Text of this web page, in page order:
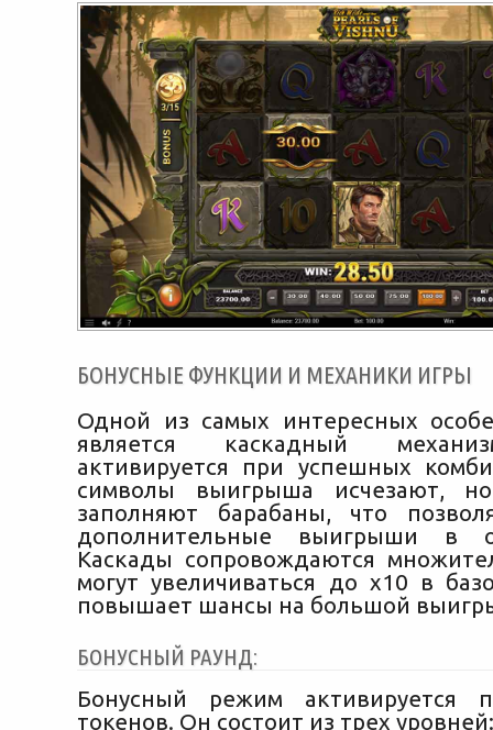
БОНУСНЫЕ ФУНКЦИИ И МЕХАНИКИ ИГРЫ
Одной из самых интересных
является каскадный
активируется при успешных
символы выигрыша исчезают,
заполняют барабаны, что
дополнительные выигрыши в
Каскады сопровождаются
могут увеличиваться до x10 в
повышает шансы на большой
БОНУСНЫЙ РАУНД:
Бонусный режим активируется
токенов. Он состоит из трех уровней: